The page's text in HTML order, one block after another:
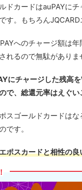
ドカードはauPAYに
す。もちろん
へのチャージ額は
れるので無駄がありま
にチャージした残高
で、総還元率はえぐい
スゴールドカードは
です。
ポスカードと相性の